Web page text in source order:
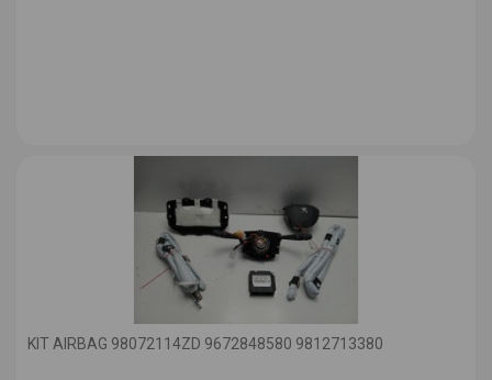
KIT AIRBAG 98072114ZD 9672848580 9812713380